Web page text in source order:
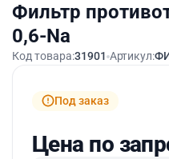
Фильтр
0,6-Na
Код товара:31901 Артикул:
Под заказ
Цена по